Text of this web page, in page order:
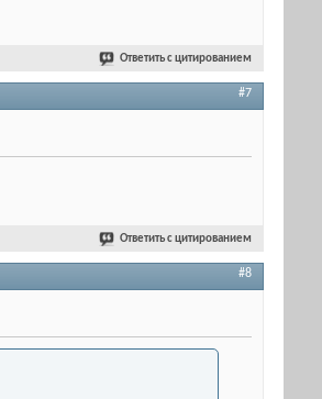
Ответить с цитированием
#7
Ответить с цитированием
#8